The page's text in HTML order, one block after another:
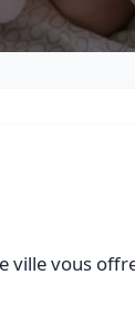
ville vous